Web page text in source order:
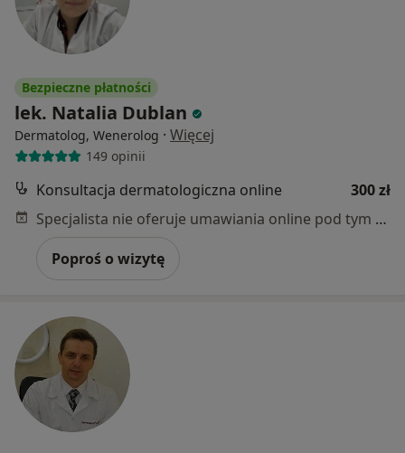
Bezpieczne płatności
lek. Natalia Dublan
Dermatolog, Wenerolog · Więcej
149 opinii
Konsultacja dermatologiczna online
300 zł
Specjalista nie oferuje umawiania online pod tym adresem.
Poproś o wizytę